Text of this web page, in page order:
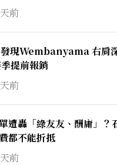
前
現Wembanyama 右肩
提前報銷
前
遭轟「綠友友、酬庸」？
都不能折抵
前